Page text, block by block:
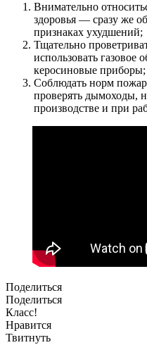
Внимательно
здоровья — сразу же
признаках ухудшений;
Тщательно
использовать
керосиновые приборы;
Соблюдать норм
проверять дымоходы,
производстве и при
Поделиться
Поделиться
Класс!
Нравится
Твитнуть